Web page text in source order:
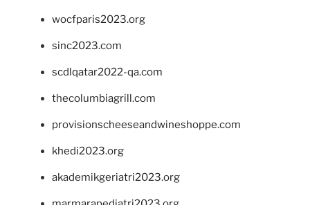
wocfparis2023.org
sinc2023.com
scdlqatar2022-qa.com
thecolumbiagrill.com
provisionscheeseandwineshoppe.com
khedi2023.org
akademikgeriatri2023.org